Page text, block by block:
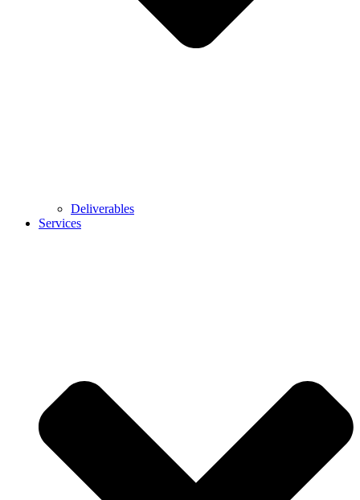
Deliverables
Services